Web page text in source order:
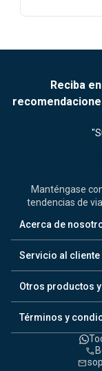
Reciba
Manténgase
tendencias de
Acerca de
Servicio al cliente
Otros productos
Términos y
call
mail